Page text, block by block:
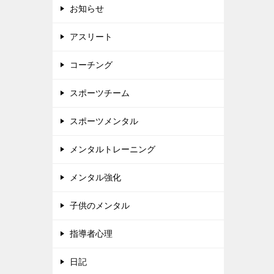
お知らせ
アスリート
コーチング
スポーツチーム
スポーツメンタル
メンタルトレーニング
メンタル強化
子供のメンタル
指導者心理
日記